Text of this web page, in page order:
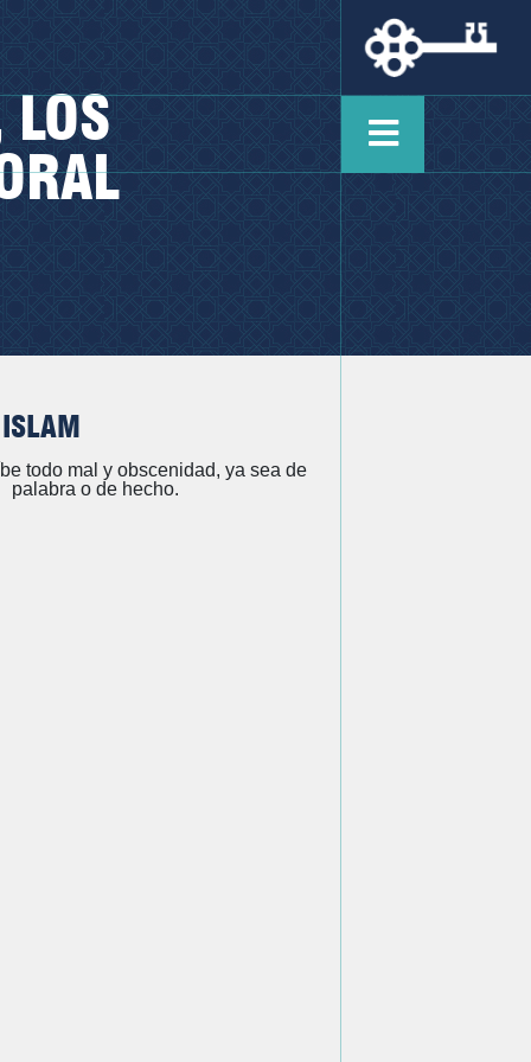
todo mal y obscenidad, ya sea de
palabra o de hecho.